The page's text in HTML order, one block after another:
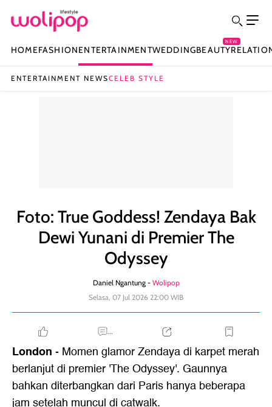
HOMEFASHIONENTERTAINMENTWEDDINGBEAUTY
NEW
ENTERTAINMENT NEWSCELEB STYLE
Foto: True Goddess! Zendaya Bak
Dewi Yunani di Premier The
Odyssey
Daniel Ngantung - Wolipop
Selasa, 07 Jul 2026 22:00 WIB
...
London - Momen glamor Zendaya di karpet merah
berlanjut di premier 'The Odyssey'. Gaunnya
bahkan diterbangkan dari Paris hanya beberapa
jam setelah muncul di catwalk.